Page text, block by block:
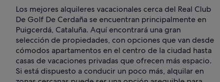
Los mejores alquileres vacacionales cerca del Real Club
De Golf De Cerdaña se encuentran principalmente en
Puigcerdá, Cataluña. Aquí encontrará una gran
selección de propiedades, con opciones que van desde
cómodos apartamentos en el centro de la ciudad hasta
casas de vacaciones privadas que ofrecen más espacio.
Si está dispuesto a conducir un poco más, alquilar en